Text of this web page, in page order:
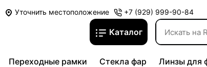
Уточнить местоположение +7 (929) 999-90-84
Каталог
Переходные рамки Стекла фар Линзы для